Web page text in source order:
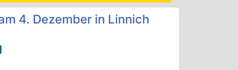
4. Dezember in Linnich